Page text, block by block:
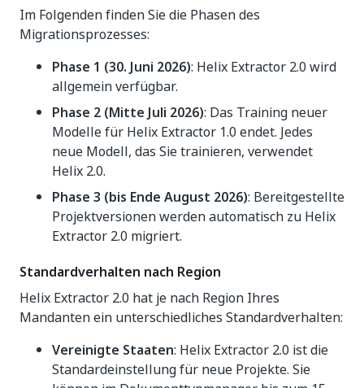
Im Folgenden finden Sie die Phasen des
Migrationsprozesses:
Phase 1 (30. Juni 2026): Helix Extractor 2.0 wird
allgemein verfügbar.
Phase 2 (Mitte Juli 2026): Das Training neuer
Modelle für Helix Extractor 1.0 endet. Jedes
neue Modell, das Sie trainieren, verwendet
Helix 2.0.
Phase 3 (bis Ende August 2026): Bereitgestellte
Projektversionen werden automatisch zu Helix
Extractor 2.0 migriert.
Standardverhalten nach Region
Helix Extractor 2.0 hat je nach Region Ihres
Mandanten ein unterschiedliches Standardverhalten:
Vereinigte Staaten: Helix Extractor 2.0 ist die
Standardeinstellung für neue Projekte. Sie